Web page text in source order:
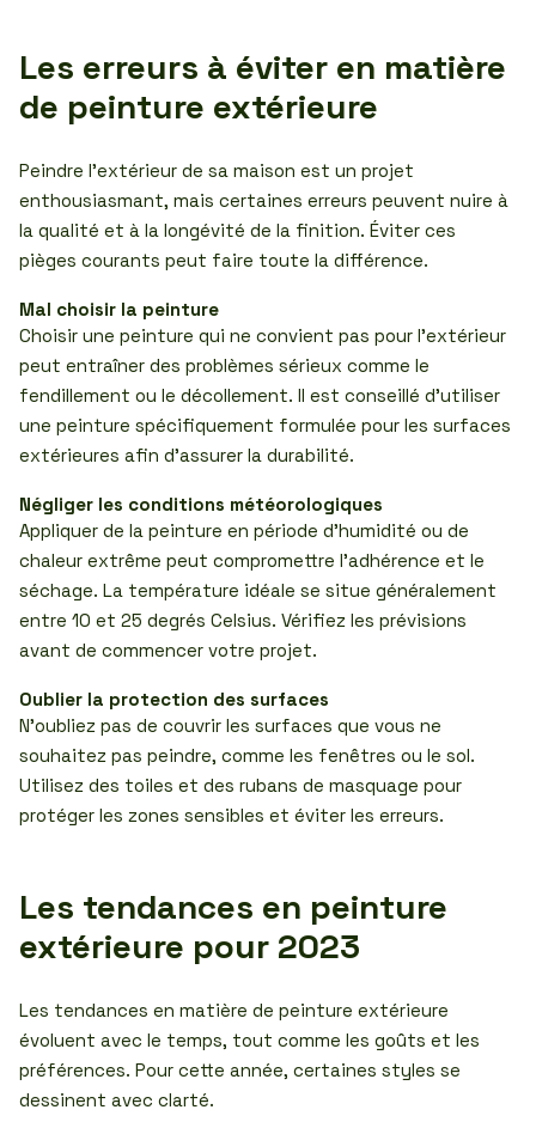
Les erreurs à éviter en matière
de peinture extérieure
Peindre l’extérieur de sa maison est un projet
enthousiasmant, mais certaines erreurs peuvent nuire à
la qualité et à la longévité de la finition. Éviter ces
pièges courants peut faire toute la différence.
Mal choisir la peinture
Choisir une peinture qui ne convient pas pour l’extérieur
peut entraîner des problèmes sérieux comme le
fendillement ou le décollement. Il est conseillé d’utiliser
une peinture spécifiquement formulée pour les surfaces
extérieures afin d’assurer la durabilité.
Négliger les conditions météorologiques
Appliquer de la peinture en période d’humidité ou de
chaleur extrême peut compromettre l’adhérence et le
séchage. La température idéale se situe généralement
entre 10 et 25 degrés Celsius. Vérifiez les prévisions
avant de commencer votre projet.
Oublier la protection des surfaces
N’oubliez pas de couvrir les surfaces que vous ne
souhaitez pas peindre, comme les fenêtres ou le sol.
Utilisez des toiles et des rubans de masquage pour
protéger les zones sensibles et éviter les erreurs.
Les tendances en peinture
extérieure pour 2023
Les tendances en matière de peinture extérieure
évoluent avec le temps, tout comme les goûts et les
préférences. Pour cette année, certaines styles se
dessinent avec clarté.